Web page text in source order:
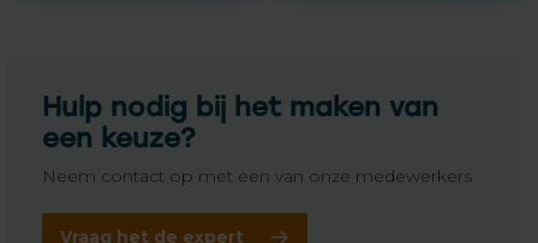
Hulp nodig bij het maken van
een keuze?
Neem contact op met een van onze medewerkers
Vraag het de expert